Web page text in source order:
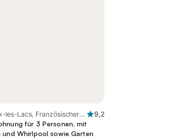
les-Lacs, Französischer
9,2
für 3 Personen, mit
und Whirlpool sowie Garten